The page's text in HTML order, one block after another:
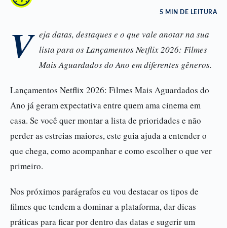
5 MIN DE LEITURA
V eja datas, destaques e o que vale anotar na sua
lista para os Lançamentos Netflix 2026: Filmes
Mais Aguardados do Ano em diferentes gêneros.
Lançamentos Netflix 2026: Filmes Mais Aguardados do
Ano já geram expectativa entre quem ama cinema em
casa. Se você quer montar a lista de prioridades e não
perder as estreias maiores, este guia ajuda a entender o
que chega, como acompanhar e como escolher o que ver
primeiro.
Nos próximos parágrafos eu vou destacar os tipos de
filmes que tendem a dominar a plataforma, dar dicas
práticas para ficar por dentro das datas e sugerir um